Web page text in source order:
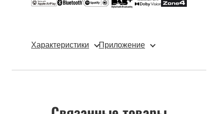
Характеристики Приложение